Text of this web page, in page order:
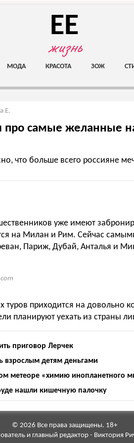
EE
жизнь
МОДА КРАСОТА ЗОЖ
Е.
про самые желанные
что больше всего россияне
уже имеют
на Милан и Рим. Сейчас
Париж, Дубай, Анталья и
приходится на довольно
планируют уехать из страны
приговор Лерчек
взрослым детям деньгами
метеоре «химию инопланетного
нашли кишечную палочку
© 2026 Все права защищены. 18+
и главный редактор - Виктория